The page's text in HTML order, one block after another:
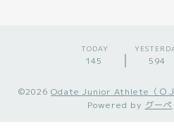
TODAY
145 594
©2026 Odate Junior Athlete（ＯＪ
Powered by グーペ